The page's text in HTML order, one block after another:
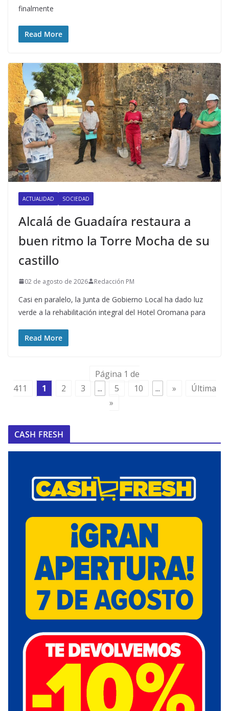
finalmente
Read More
ACTUALIDAD SOCIEDAD
Alcalá de Guadaíra restaura a
buen ritmo la Torre Mocha de su
castillo
02 de agosto de 2026 Redacción PM
Casi en paralelo, la Junta de Gobierno Local ha dado luz
verde a la rehabilitación integral del Hotel Oromana para
Read More
Página 1 de
411
1 2 3 ... 5 10 ... »
Última
»
CASH FRESH